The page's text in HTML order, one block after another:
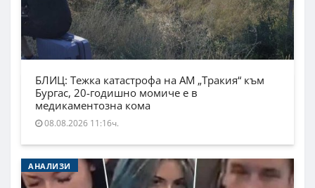
БЛИЦ: Тежка катастрофа на АМ „Тракия“ към
Бургас, 20-годишно момиче е в
медикаментозна кома
08.08.2026 11:16ч.
АНАЛИЗИ